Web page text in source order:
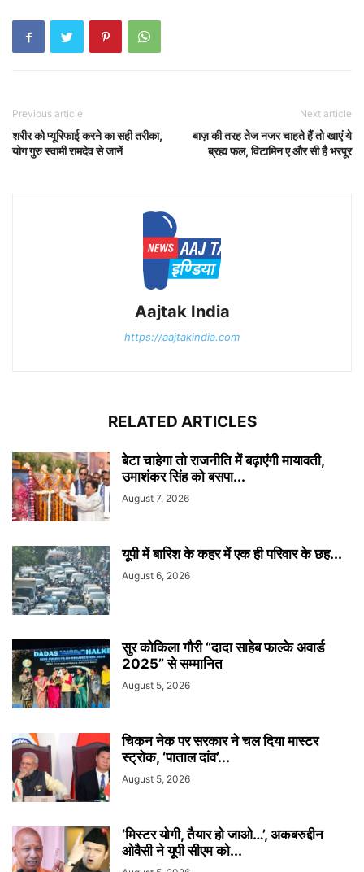
Previous article
शरीर को प्यूरिफाई करने का सही तरीका,
योग गुरु स्वामी रामदेव से जानें
Next article
बाज़ की तरह तेज नजर चाहते हैं तो खाएं ये
ब्रह्म फल, विटामिन ए और सी है भरपूर
Aajtak India
https://aajtakindia.com
RELATED ARTICLES
बेटा चाहेगा तो राजनीति में बढ़ाएंगी मायावती,
उमाशंकर सिंह को बसपा...
August 7, 2026
यूपी में बारिश के कहर में एक ही परिवार के छह...
August 6, 2026
सुर कोकिला गौरी “दादा साहेब फाल्के अवार्ड
2025” से सम्मानित
August 5, 2026
चिकन नेक पर सरकार ने चल दिया मास्टर
स्ट्रोक, ‘पाताल दांव’...
August 5, 2026
‘मिस्टर योगी, तैयार हो जाओ…’, अकबरुद्दीन
ओवैसी ने यूपी सीएम को...